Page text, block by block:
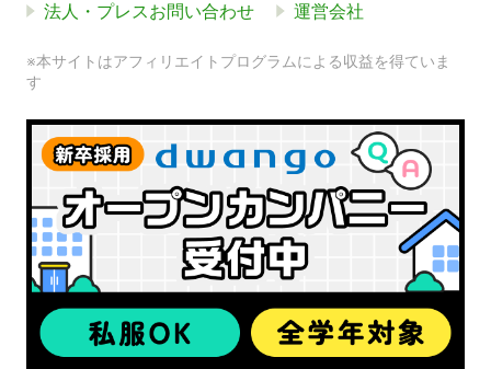
法人・プレスお問い合わせ 運営会社
※本サイトはアフィリエイトプログラムによる収益を得ていま
す